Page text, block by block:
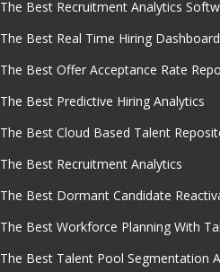
The Best Recruitment Analytics
The Best Real Time Hiring
The Best Offer Acceptance Rate
The Best Predictive Hiring Analytics
The Best Cloud Based Talent
The Best Recruitment Analytics
The Best Dormant Candidate
The Best Workforce Planning With
The Best Talent Pool Segmentation